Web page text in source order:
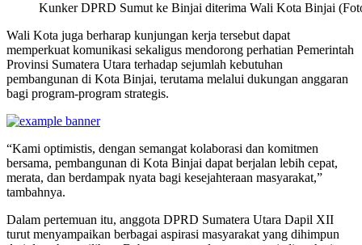
Kunker DPRD Sumut ke Binjai diterima Wali Kota Binjai
Wali Kota juga berharap kunjungan kerja tersebut dapat
memperkuat komunikasi sekaligus mendorong perhatian Pemerintah
Provinsi Sumatera Utara terhadap sejumlah kebutuhan
pembangunan di Kota Binjai, terutama melalui dukungan anggaran
bagi program-program strategis.
“Kami optimistis, dengan semangat kolaborasi dan komitmen
bersama, pembangunan di Kota Binjai dapat berjalan lebih cepat,
merata, dan berdampak nyata bagi kesejahteraan masyarakat,”
tambahnya.
Dalam pertemuan itu, anggota DPRD Sumatera Utara Dapil XII
turut menyampaikan berbagai aspirasi masyarakat yang dihimpun